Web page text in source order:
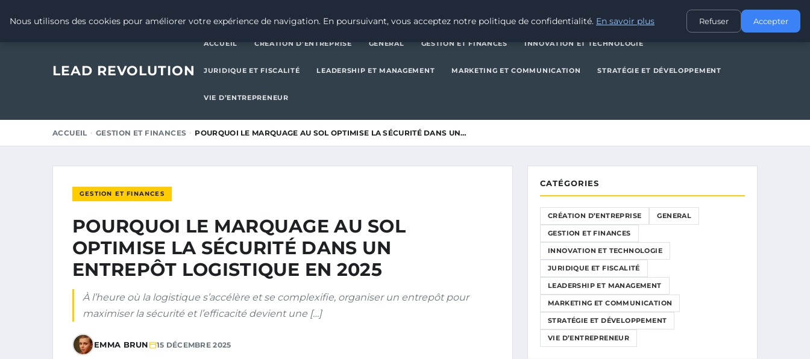
INNOVATION ET TECHNOLOGIE
LEAD REVOLUTION
ACCUEIL CRÉATION D’ENTREPRISE GENERAL GESTION ET FINANCES INNOVATION ET TECHNOLOGIE
JURIDIQUE ET FISCALITÉ LEADERSHIP ET MANAGEMENT MARKETING ET COMMUNICATION STRATÉGIE ET DÉVELOPPEMENT
VIE D’ENTREPRENEUR
ACCUEIL GESTION ET FINANCES POURQUOI LE MARQUAGE AU SOL OPTIMISE LA SÉCURITÉ DANS UN…
GESTION ET FINANCES
POURQUOI LE MARQUAGE AU SOL
OPTIMISE LA SÉCURITÉ DANS UN
ENTREPÔT LOGISTIQUE EN 2025
À l’heure où la logistique s’accélère et se complexifie, organiser un entrepôt pour
maximiser la sécurité et l’efficacité devient une […]
EMMA BRUN 15 DÉCEMBRE 2025
CATÉGORIES
CRÉATION D’ENTREPRISE GENERAL
GESTION ET FINANCES
INNOVATION ET TECHNOLOGIE
JURIDIQUE ET FISCALITÉ
LEADERSHIP ET MANAGEMENT
MARKETING ET COMMUNICATION
STRATÉGIE ET DÉVELOPPEMENT
VIE D’ENTREPRENEUR
Nous utilisons des cookies pour améliorer votre expérience de navigation. En poursuivant, vous acceptez notre politique de confidentialité. En savoir plus Refuser Accepter